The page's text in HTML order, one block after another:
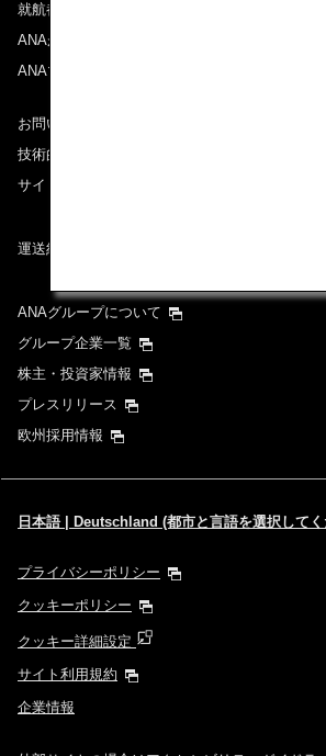
就航都市
ANAがお約束する体験
ANAマイレージクラブ
お問い合わせ
技術的なお問い合わせ（推奨環境）
サイトマップ
運送約款
ANAグループについて
グループ企業一覧
株主・投資家情報
プレスリリース
欧州採用情報
日本語 | Deutschland (都市と言語を選択して
プライバシーポリシー
クッキーポリシー
クッキー詳細設定
サイト利用規約
企業情報